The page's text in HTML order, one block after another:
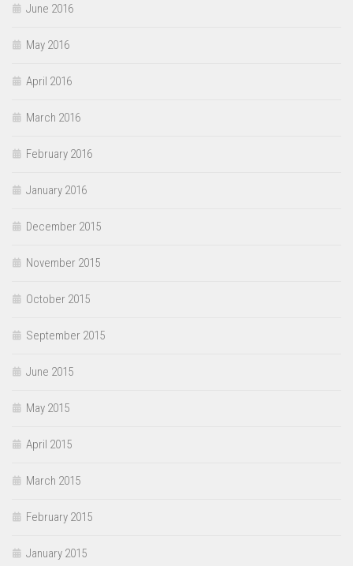
June 2016
May 2016
April 2016
March 2016
February 2016
January 2016
December 2015
November 2015
October 2015
September 2015
June 2015
May 2015
April 2015
March 2015
February 2015
January 2015